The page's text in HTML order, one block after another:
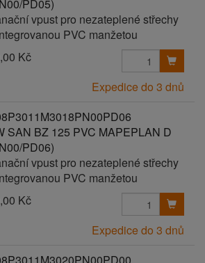
PD05)
vpust pro nezateplené střechy
PVC manžetou
Kč
Expedice do 3 dnů
SAN BZ 125 PVC MAPEPLAN D
PD06)
vpust pro nezateplené střechy
PVC manžetou
Kč
Expedice do 3 dnů